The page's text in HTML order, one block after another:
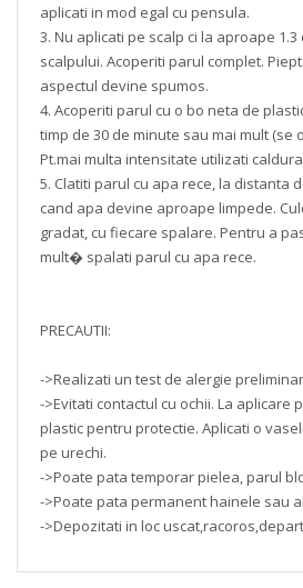
aplicati in mod egal cu pensula.
3. Nu aplicati pe scalp ci la aproape 1.3
scalpului. Acoperiti parul complet.
aspectul devine spumos.
4. Acoperiti parul cu o bo neta de
timp de 30 de minute sau mai mult (se
Pt.mai multa intensitate utilizati
5. Clatiti parul cu apa rece, la distanta
cand apa devine aproape limpede.
gradat, cu fiecare spalare. Pentru a
mult� spalati parul cu apa rece.
PRECAUTII:
->Realizati un test de alergie
->Evitati contactul cu ochii. La aplicare
plastic pentru protectie. Aplicati o
pe urechi.
->Poate pata temporar pielea, parul
->Poate pata permanent hainele sau
->Depozitati in loc